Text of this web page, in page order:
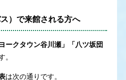
）で来館される方へ
ヨークタウン谷川瀬」「八ツ坂団
。
は次の通りです。